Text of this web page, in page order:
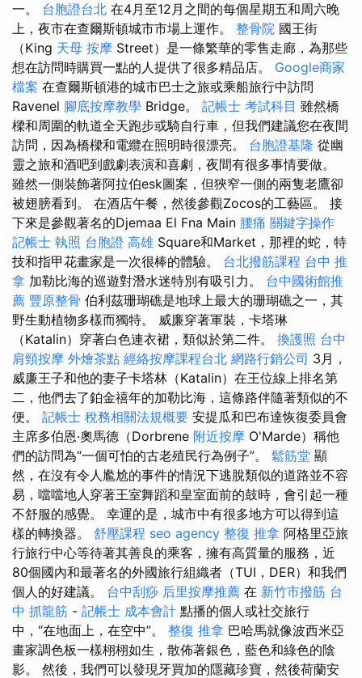
一。 台胞證台北 在4月至12月之間的每個星期五和周六晚
上，夜市在查爾斯頓城市市場上運作。 整骨院 國王街
（King 天母 按摩 Street）是一條繁華的零售走廊，為那些
想在訪問時購買一點的人提供了很多精品店。 Google商家
檔案 在查爾斯頓港的城市巴士之旅或乘船旅行中訪問
Ravenel 腳底按摩教學 Bridge。 記帳士 考試科目 雖然橋
樑和周圍的軌道全天跑步或騎自行車，但我們建議您在夜間
訪問，因為橋樑和電纜在照明時很漂亮。 台胞證基隆 從幽
靈之旅和酒吧到戲劇表演和喜劇，夜間有很多事情要做。
雖然一側裝飾著阿拉伯esk圖案，但狹窄一側的兩隻老鷹卻
被翅膀看到。 在酒店午餐，然後參觀Zocos的工藝區。 接
下來是參觀著名的Djemaa El Fna Main 腰痛 關鍵字操作
記帳士 執照 台胞證 高雄 Square和Market，那裡的蛇，特
技和指甲花畫家是一次很棒的體驗。 台北撥筋課程 台中 推
拿 加勒比海的巡遊對潛水迷特別有吸引力。 台中國術館推
薦 豐原整骨 伯利茲珊瑚礁是地球上最大的珊瑚礁之一，其
野生動植物多樣而獨特。 威廉穿著軍裝，卡塔琳
（Katalin）穿著白色連衣裙，類似於第二件。 換護照 台中
肩頸按摩 外燴茶點 經絡按摩課程台北 網路行銷公司 3月，
威廉王子和他的妻子卡塔林（Katalin）在王位線上排名第
二，他們去了鉑金禧年的加勒比海，這條路伴隨著類似的不
便。 記帳士 稅務相關法規概要 安提瓜和巴布達恢復委員會
主席多伯恩·奧馬德（Dorbrene 附近按摩 O'Marde）稱他
們的訪問為“一個可怕的古老殖民行為例子”。 鬆筋堂 顯
然，在沒有令人尷尬的事件的情況下逃脫類似的道路並不容
易，噹噹地人穿著王室舞蹈和皇室面前的鼓時，會引起一種
不舒服的感覺。 幸運的是，城市中有很多地方可以得到這
樣的轉換器。 舒壓課程 seo agency 整復 推拿 阿格里亞旅
行旅行中心等待著其善良的乘客，擁有高質量的服務，近
80個國內和最著名的外國旅行組織者（TUI，DER）和我們
個人的好建議。 台中刮痧 后里按摩推薦 在 新竹市撥筋 台
中 抓龍筋 - 記帳士 成本會計 點播的個人或社交旅行
中，“在地面上，在空中”。 整復 推拿 巴哈馬就像波西米亞
畫家調色板一樣栩栩如生，散佈著銀色，藍色和綠色的陰
影。 然後，我們可以發現牙買加的隱藏珍寶，然後荷蘭安